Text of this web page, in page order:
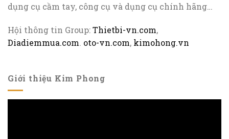
dụng cụ cầm tay, công cụ và dụng cụ chính hãng…
Hội thông tin Group:Thietbi-vn.com,
Diadiemmua.com. oto-vn.com, kimohong.vn
Giới thiệu Kim Phong